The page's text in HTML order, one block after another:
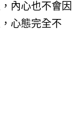
內心也不會因
心態完全不